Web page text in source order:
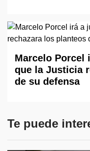
Marcelo Porcel
que la Justicia
de su defensa
Te puede